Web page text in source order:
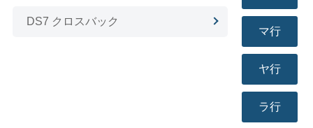
マ行
ヤ行
ラ行
DS7 クロスバック